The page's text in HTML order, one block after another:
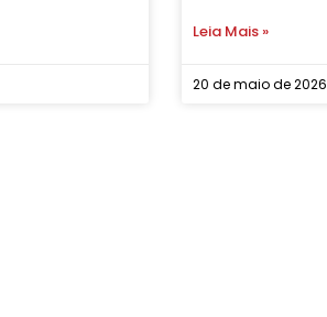
Leia Mais »
20 de maio de 2026